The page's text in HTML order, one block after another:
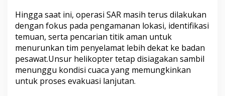
Hingga saat ini, operasi SAR masih terus dilakukan
dengan fokus pada pengamanan lokasi, identifikasi
temuan, serta pencarian titik aman untuk
menurunkan tim penyelamat lebih dekat ke badan
pesawat.Unsur helikopter tetap disiagakan sambil
menunggu kondisi cuaca yang memungkinkan
untuk proses evakuasi lanjutan.